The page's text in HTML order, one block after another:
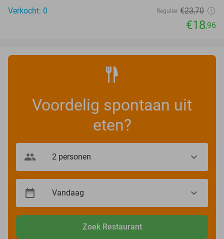
Verkocht: 0
Regulier €23,70
€18,96
Voordelig spontaan uit
eten?
Zoek Restaurant